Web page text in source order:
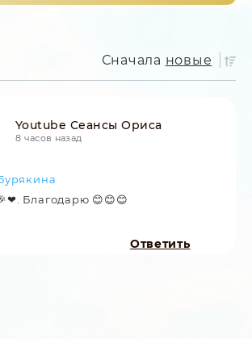
Сначала новые
Youtube Сеансы Ориса
8 часов назад
Благодарю 😊😊😊
Ответить